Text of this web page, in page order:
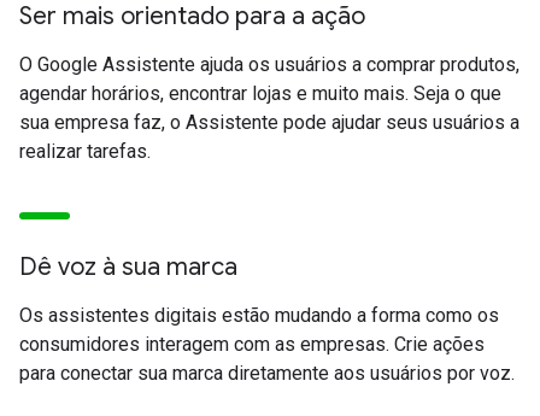
Ser mais orientado para a ação
O Google Assistente ajuda os usuários a comprar produtos,
agendar horários, encontrar lojas e muito mais. Seja o que
sua empresa faz, o Assistente pode ajudar seus usuários a
realizar tarefas.
Dê voz à sua marca
Os assistentes digitais estão mudando a forma como os
consumidores interagem com as empresas. Crie ações
para conectar sua marca diretamente aos usuários por voz.